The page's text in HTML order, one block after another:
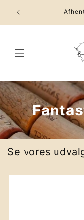
indhold
Se vores